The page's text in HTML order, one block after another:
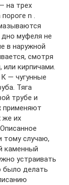
на трех
n .
муфеля не
в наружной
смотря
кирпичами.
— чугунные
Тяга
трубе и
применяют
же их
тому случаю,
каменный
устраивать
было делать